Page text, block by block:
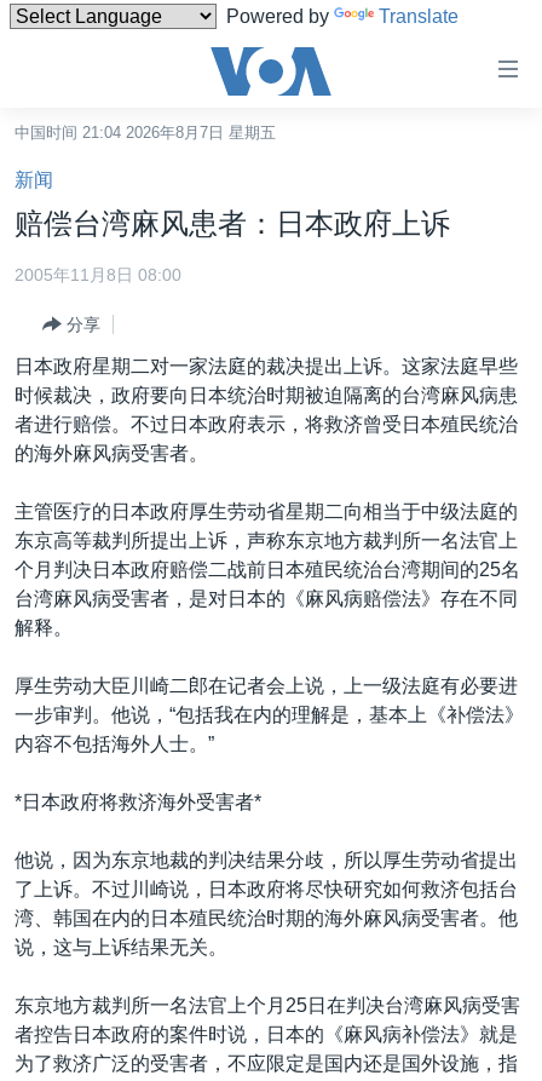
Powered by Translate
碍
链
接
跳
转
容
跳
检
中国
港澳
国际
最新国际新闻
印太
中东
欧洲
非洲
美洲
全球议题
分类新闻
经济·金融·贸易
人权·法律·宗教
科教·文娱·体健
军事
劳工
环境
美中关系
热点专题
白宫要闻
国会报道
美中关系
美国建国250周年
埃博拉疫情
重要讲话与声明
台海两岸关系
南中国海争端
关注西藏
GEN Z 看美国
VOA视频
VOA今日焦点
中文广播
关注我们
其他语言网站
中国时间 21:04 2026年8月7日 星期五
新闻
赔偿台湾麻风患者：日本政府上诉
2005年11月8日 08:00
分享
日本政府星期二对一家法庭的裁决提出上诉。这家法庭早些
时候裁决，政府要向日本统治时期被迫隔离的台湾麻风病患
者进行赔偿。不过日本政府表示，将救济曾受日本殖民统治
的海外麻风病受害者。
主管医疗的日本政府厚生劳动省星期二向相当于中级法庭的
东京高等裁判所提出上诉，声称东京地方裁判所一名法官上
个月判决日本政府赔偿二战前日本殖民统治台湾期间的25名
台湾麻风病受害者，是对日本的《麻风病赔偿法》存在不同
解释。
厚生劳动大臣川崎二郎在记者会上说，上一级法庭有必要进
一步审判。他说，“包括我在内的理解是，基本上《补偿法》
内容不包括海外人士。”
*日本政府将救济海外受害者*
他说，因为东京地裁的判决结果分歧，所以厚生劳动省提出
了上诉。不过川崎说，日本政府将尽快研究如何救济包括台
湾、韩国在内的日本殖民统治时期的海外麻风病受害者。他
说，这与上诉结果无关。
东京地方裁判所一名法官上个月25日在判决台湾麻风病受害
者控告日本政府的案件时说，日本的《麻风病补偿法》就是
为了救济广泛的受害者，不应限定是国内还是国外设施，指